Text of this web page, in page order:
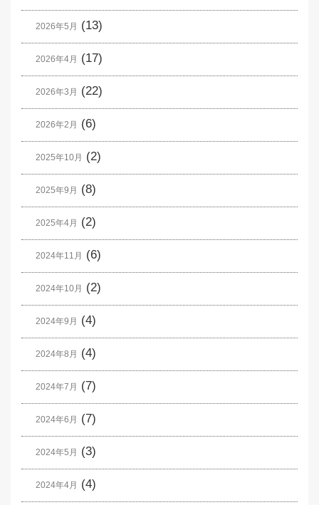
2026年5月 (13)
2026年4月 (17)
2026年3月 (22)
2026年2月 (6)
2025年10月 (2)
2025年9月 (8)
2025年4月 (2)
2024年11月 (6)
2024年10月 (2)
2024年9月 (4)
2024年8月 (4)
2024年7月 (7)
2024年6月 (7)
2024年5月 (3)
2024年4月 (4)